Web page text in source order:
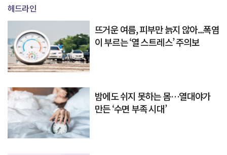
헤드라인
뜨거운 여름, 피부만 늙지 않아...폭염
이 부르는 ‘열 스트레스’ 주의보
밤에도 쉬지 못하는 몸…열대야가
만든 ‘수면 부족 시대’